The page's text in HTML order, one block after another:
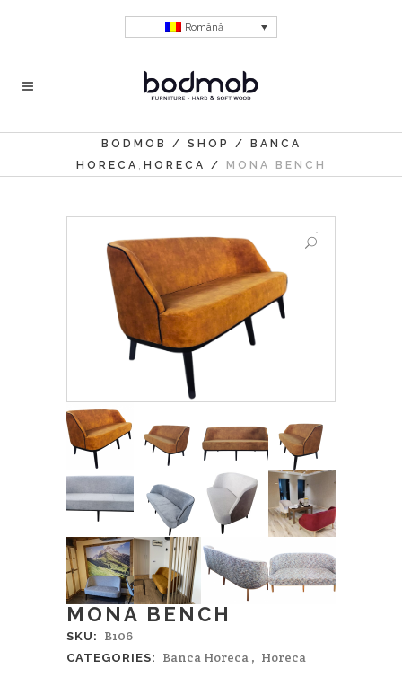
Română
BODMOB / SHOP /
BANCA
HORECA , HORECA / MONA BENCH
MONA BENCH
SKU: B106
CATEGORIES: Banca Horeca , Horeca